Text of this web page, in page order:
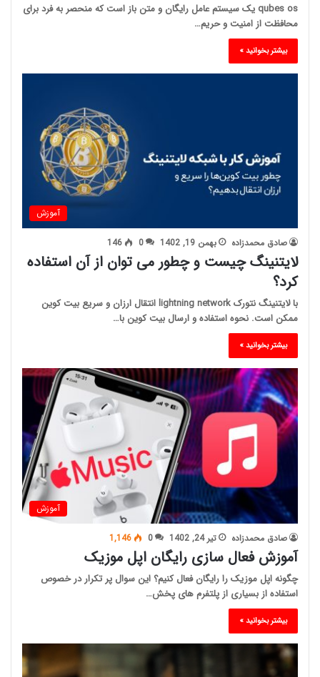
qubes os یک سیستم عامل رایگان و متن باز است که منحصر به فرد برای
محافظت از امنیت و حریم…
بیشتر بخوانید »
آموزش
صادق محمدزاده بهمن 19, 1402 0
146
لایتنینگ چیست و چطور می توان از آن استفاده
کرد؟
با لایتنینگ نتورک lightning network انتقال ارزان و سریع بیت کوین
ممکن است. نحوه استفاده و ارسال بیت کوین با…
بیشتر بخوانید »
آموزش
صادق محمدزاده تیر 24, 1402 0
1,146
آموزش فعال سازی رایگان اپل موزیک
چگونه اپل موزیک را رایگان فعال کنیم؟ این سوال پر تکرار در خصوص
استفاده از بسیاری از پلتفرم های پخش…
بیشتر بخوانید »